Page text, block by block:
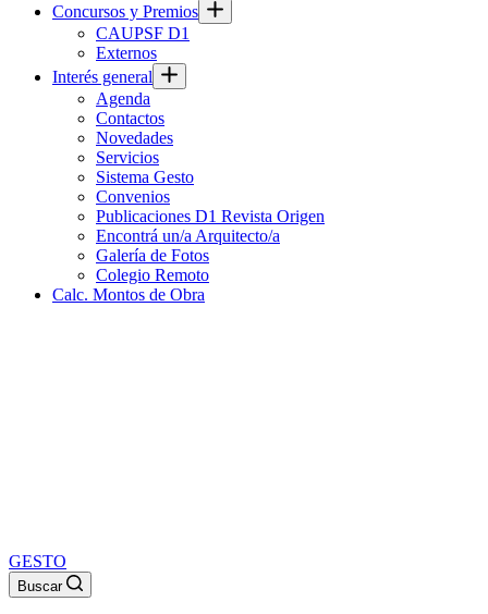
Concursos y Premios
CAUPSF D1
Externos
Interés general
Agenda
Contactos
Novedades
Servicios
Sistema Gesto
Convenios
Publicaciones D1 Revista Origen
Encontrá un/a Arquitecto/a
Galería de Fotos
Colegio Remoto
Calc. Montos de Obra
GESTO
Buscar